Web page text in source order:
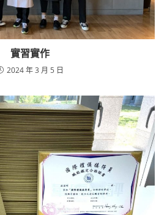
實習實作
2024 年 3 月 5 日